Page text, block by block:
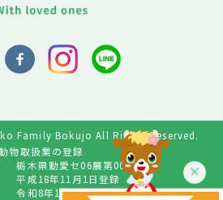
Family Bokujo All Rights Reserved.
物取扱業の登録
栃木県動愛セ06展第009号
平成18年11月1日登録
令和8年10月31日